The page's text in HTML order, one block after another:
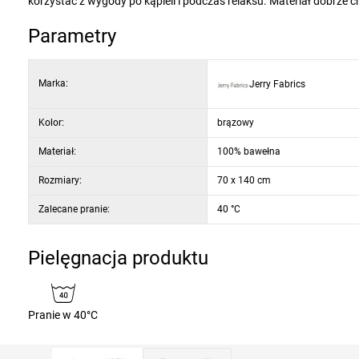
Parametry
Marka: Jerry Fabrics
Kolor: brązowy
Materiał: 100% bawełna
Rozmiary: 70 x 140 cm
Zalecane pranie: 40 °C
Pielęgnacja produktu
Pranie w 40°C